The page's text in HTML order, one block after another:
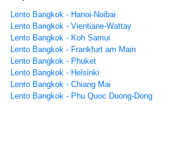
Lento Bangkok - Hanoi-Noibai
Lento Bangkok - Vientiane-Wattay
Lento Bangkok - Koh Samui
Lento Bangkok - Frankfurt am Main
Lento Bangkok - Phuket
Lento Bangkok - Helsinki
Lento Bangkok - Chiang Mai
Lento Bangkok - Phu Quoc Duong-Dong